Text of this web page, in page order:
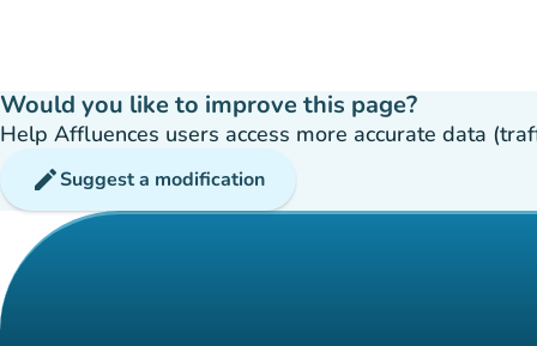
Would you like to improve this page?
Help Affluences users access more accurate data
editSuggest a modification